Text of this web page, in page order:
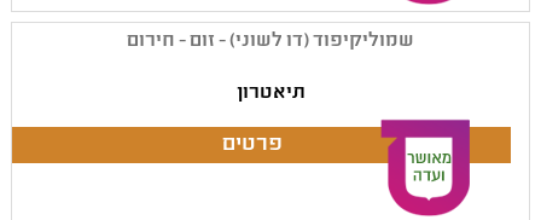
שמוליקיפוד (דו לשוני) - זום - חירום
תיאטרון